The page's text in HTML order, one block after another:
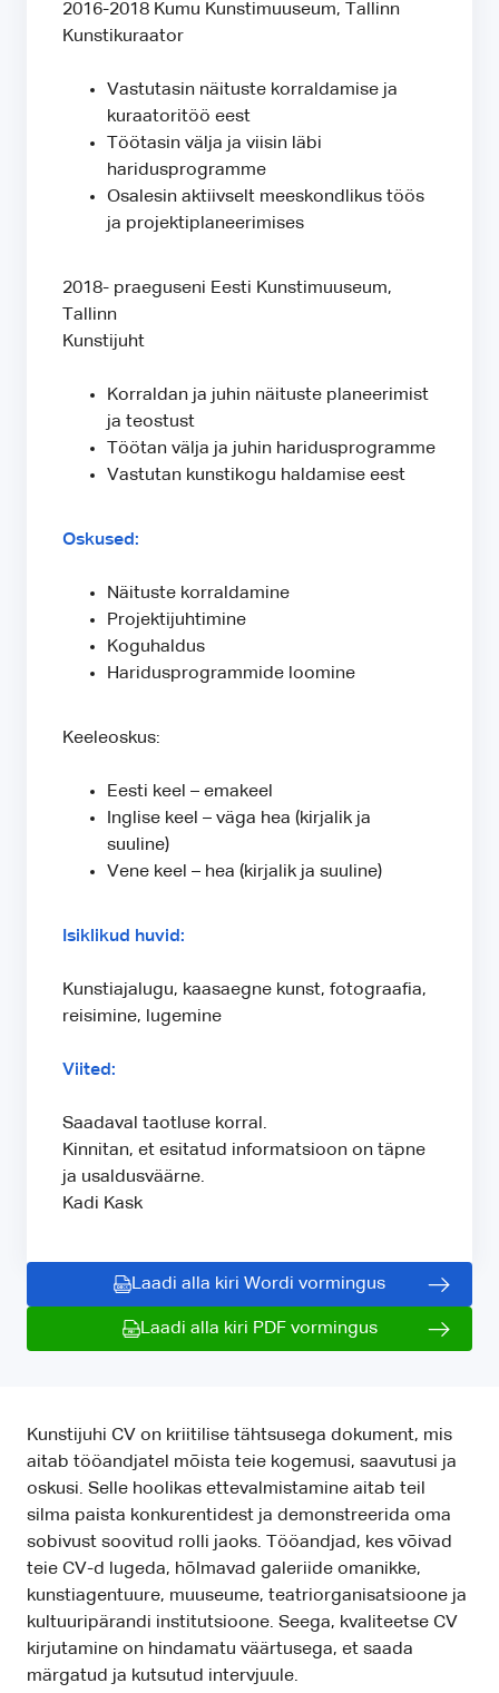
2016-2018 Kumu Kunstimuuseum, Tallinn
Kunstikuraator
Vastutasin näituste korraldamise ja
kuraatoritöö eest
Töötasin välja ja viisin läbi
haridusprogramme
Osalesin aktiivselt meeskondlikus töös
ja projektiplaneerimises
2018- praeguseni Eesti Kunstimuuseum,
Tallinn
Kunstijuht
Korraldan ja juhin näituste planeerimist
ja teostust
Töötan välja ja juhin haridusprogramme
Vastutan kunstikogu haldamise eest
Oskused:
Näituste korraldamine
Projektijuhtimine
Koguhaldus
Haridusprogrammide loomine
Keeleoskus:
Eesti keel – emakeel
Inglise keel – väga hea (kirjalik ja
suuline)
Vene keel – hea (kirjalik ja suuline)
Isiklikud huvid:
Kunstiajalugu, kaasaegne kunst, fotograafia,
reisimine, lugemine
Viited:
Saadaval taotluse korral.
Kinnitan, et esitatud informatsioon on täpne
ja usaldusväärne.
Kadi Kask
Laadi alla kiri Wordi vormingus
Laadi alla kiri PDF vormingus
Kunstijuhi CV on kriitilise tähtsusega dokument, mis
aitab tööandjatel mõista teie kogemusi, saavutusi ja
oskusi. Selle hoolikas ettevalmistamine aitab teil
silma paista konkurentidest ja demonstreerida oma
sobivust soovitud rolli jaoks. Tööandjad, kes võivad
teie CV-d lugeda, hõlmavad galeriide omanikke,
kunstiagentuure, muuseume, teatriorganisatsioone ja
kultuuripärandi institutsioone. Seega, kvaliteetse CV
kirjutamine on hindamatu väärtusega, et saada
märgatud ja kutsutud intervjuule.